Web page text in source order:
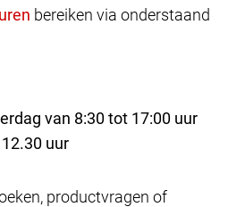
bereiken via onderstaand
van 8:30 tot 17:00 uur
uur
productvragen of